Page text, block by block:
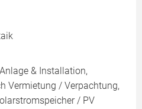
& Installation,
Vermietung / Verpachtung,
/ PV